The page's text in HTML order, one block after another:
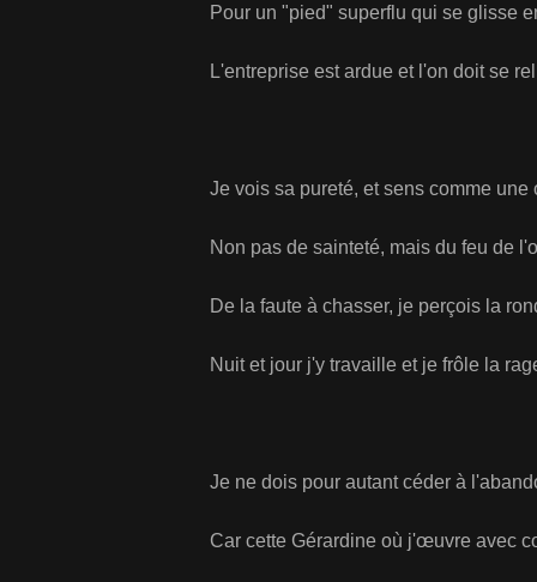
Pour un "pied" superflu qui se glisse
L'entreprise est ardue et l'on doit se
Je vois sa pureté, et sens comme une
Non pas de sainteté, mais du feu de
De la faute à chasser, je perçois la
Nuit et jour j'y travaille et je frôle la
Je ne dois pour autant céder à
Car cette Gérardine où j'œuvre avec